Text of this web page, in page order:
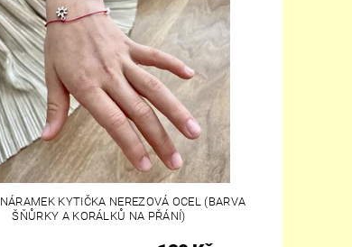
KYTIČKA NEREZOVÁ OCEL (BARVA
ŠŇŮRKY A KORÁLKŮ NA PŘÁNÍ)